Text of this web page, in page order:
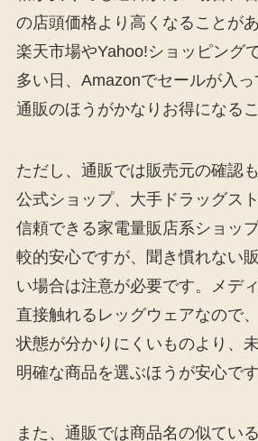
の店頭価格より高くなることが
楽天市場やYahoo!ショッピング
多い日、Amazonでセールが入っ
通販のほうがかなりお得になる
ただし、通販では販売元の確認
公式ショップ、大手ドラッグス
信頼できる家電量販店系ショッ
較的安心ですが、聞き慣れない
い場合は注意が必要です。メデ
直接触れるレッグウェアなので
状態が分かりにくいものより、
明確な商品を選ぶほうが安心です
また、通販では商品名の似てい